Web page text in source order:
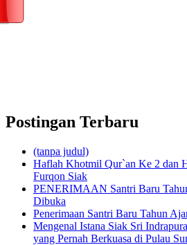
Postingan Terbaru
(tanpa judul)
Haflah Khotmil Qur`an Ke 2 dan
Furqon Siak
PENERIMAAN Santri Baru
Dibuka
Penerimaan Santri Baru Tahun
Mengenal Istana Siak Sri
yang Pernah Berkuasa di Pulau